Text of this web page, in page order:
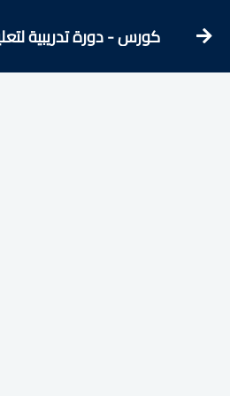
- Learn French from the
Streets!